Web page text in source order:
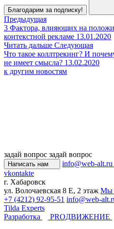
Благодарим за подписку!
Предыдущая
3 Фактора, влияющих на
контекстной рекламе 13.01.2020
Читать дальше Следующая
Что такое коллтрекинг? И
не имеет смысла? 13.02.2020
к другим новостям
задай вопрос задай вопрос
Написать нам
info@web-alt.ru
vkontakte
г. Хабаровск
ул. Волочаевская 8 Е, 2 этаж Мы
+7 (4212) 92-95-51 info@web-
Tilda Experts
Разработка
PROДВИЖЕНИЕ